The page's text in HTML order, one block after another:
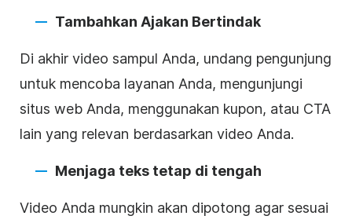
Tambahkan Ajakan Bertindak
Di akhir video sampul Anda, undang pengunjung
untuk mencoba layanan Anda, mengunjungi
situs web Anda, menggunakan kupon, atau CTA
lain yang relevan berdasarkan video Anda.
Menjaga teks tetap di tengah
Video Anda mungkin akan dipotong agar sesuai